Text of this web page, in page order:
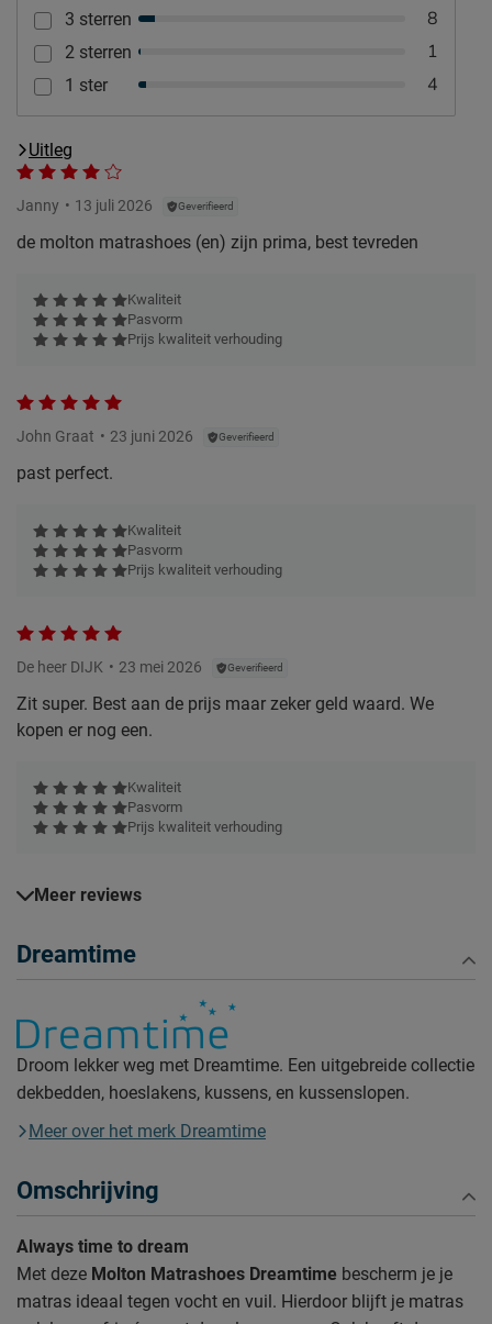
3 sterren 8
2 sterren 1
1 ster 4
Uitleg
Janny 13 juli 2026 Geverifieerd
de molton matrashoes (en) zijn prima, best tevreden
Kwaliteit
Pasvorm
Prijs kwaliteit verhouding
John Graat 23 juni 2026 Geverifieerd
past perfect.
Kwaliteit
Pasvorm
Prijs kwaliteit verhouding
De heer DIJK 23 mei 2026 Geverifieerd
Zit super. Best aan de prijs maar zeker geld waard. We
kopen er nog een.
Kwaliteit
Pasvorm
Prijs kwaliteit verhouding
Meer reviews
Dreamtime
Droom lekker weg met Dreamtime. Een uitgebreide collectie
dekbedden, hoeslakens, kussens, en kussenslopen.
Meer over het merk Dreamtime
Omschrijving
Always time to dream
Met deze Molton Matrashoes Dreamtime bescherm je je
matras ideaal tegen vocht en vuil. Hierdoor blijft je matras